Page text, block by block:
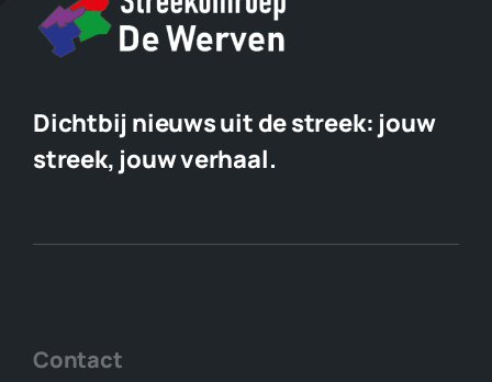
Dichtbij nieuws uit de streek: jouw
streek, jouw verhaal.
Contact